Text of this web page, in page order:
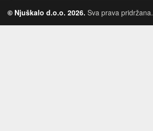
© Njuškalo d.o.o. 2026. Sva prava pridržana.